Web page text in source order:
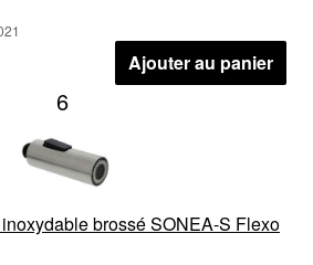
Ajouter au panier
6
brossé SONEA-S Flexo